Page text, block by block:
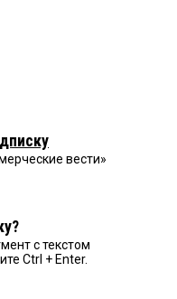
вести»
с текстом
Ctrl + Enter.